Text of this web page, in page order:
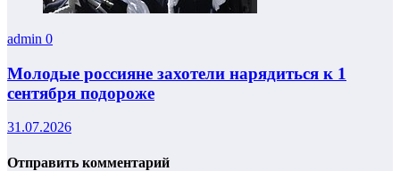
admin 0
Молодые россияне захотели нарядиться к 1
сентября подороже
31.07.2026
Отправить комментарий